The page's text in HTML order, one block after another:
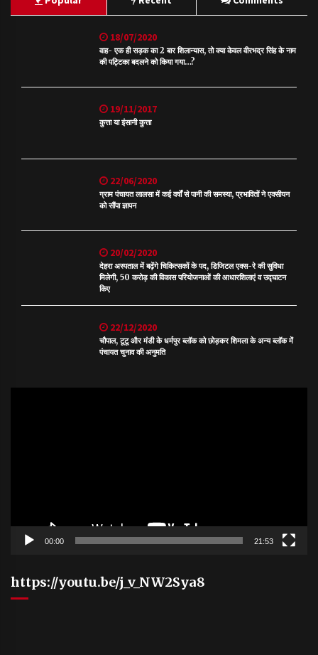
18/07/2020
वाह- एक ही सड़क का 2 बार शिलान्यास, तो क्या केवल वीरभद्र सिंह के नाम
की पट्टिका बदलने को किया गया…?
19/11/2017
कुत्ता या इंसानी कुत्ता
22/06/2020
ग्राम पंचायत लालसा में कई वर्षों से पानी की समस्या, प्रभावितों ने एक्सीयन
को सौंपा ज्ञापन
20/02/2020
देहरा अस्पताल में बढ़ेंगे चिकित्सकों के पद, डिजिटल एक्स-रे की सुविधा
मिलेगी, 50 करोड़ की विकास परियोजनाओं की आधारशिलाएं व उद्घाटन
किए
22/12/2020
चौपाल, टूटू और मंडी के धर्मपुर ब्लॉक को छोड़कर शिमला के अन्य ब्लॉक में
पंचायत चुनाव की अनुमति
00:00 21:53
https://youtu.be/j_v_NW2Sya8